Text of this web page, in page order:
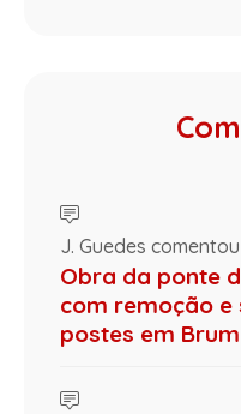
J. Guedes comentou
Obra da ponte
com remoção e
postes em